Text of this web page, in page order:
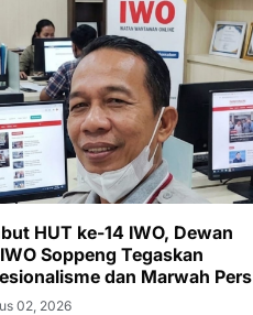
HUT ke-14 IWO, Dewan
Soppeng Tegaskan
dan Marwah Pers
02, 2026